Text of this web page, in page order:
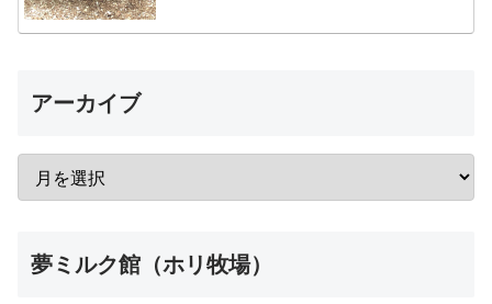
アーカイブ
夢ミルク館（ホリ牧場）